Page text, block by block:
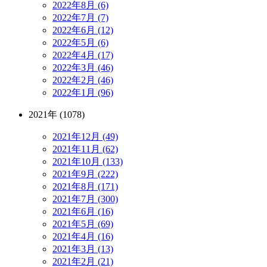
2022年8月 (6)
2022年7月 (7)
2022年6月 (12)
2022年5月 (6)
2022年4月 (17)
2022年3月 (46)
2022年2月 (46)
2022年1月 (96)
2021年 (1078)
2021年12月 (49)
2021年11月 (62)
2021年10月 (133)
2021年9月 (222)
2021年8月 (171)
2021年7月 (300)
2021年6月 (16)
2021年5月 (69)
2021年4月 (16)
2021年3月 (13)
2021年2月 (21)